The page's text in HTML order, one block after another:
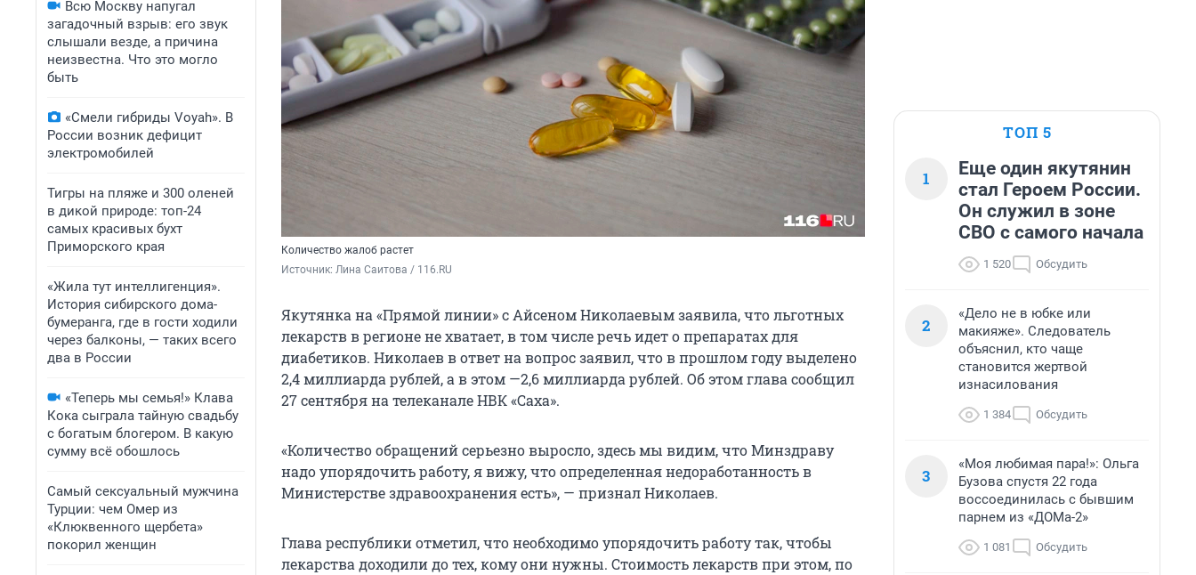
Всю Москву напугал
загадочный взрыв: его звук
слышали везде, а причина
неизвестна. Что это могло
быть
«Смели гибриды Voyah». В
России возник дефицит
электромобилей
Тигры на пляже и 300 оленей
в дикой природе: топ-24
самых красивых бухт
Приморского края
«Жила тут интеллигенция».
История сибирского дома-
бумеранга, где в гости ходили
через балконы, — таких всего
два в России
«Теперь мы семья!» Клава
Кока сыграла тайную свадьбу
с богатым блогером. В какую
сумму всё обошлось
Самый сексуальный мужчина
Турции: чем Омер из
«Клюквенного щербета»
покорил женщин
Количество жалоб растет
Источник: Лина Саитова / 116.RU
Якутянка на «Прямой линии» с Айсеном Николаевым заявила, что льготных
лекарств в регионе не хватает, в том числе речь идет о препаратах для
диабетиков. Николаев в ответ на вопрос заявил, что в прошлом году выделено
2,4 миллиарда рублей, а в этом —2,6 миллиарда рублей. Об этом глава сообщил
27 сентября на телеканале НВК «Саха».
«Количество обращений серьезно выросло, здесь мы видим, что Минздраву
надо упорядочить работу, я вижу, что определенная недоработанность в
Министерстве здравоохранения есть», — признал Николаев.
Глава республики отметил, что необходимо упорядочить работу так, чтобы
лекарства доходили до тех, кому они нужны. Стоимость лекарств при этом, по
ТОП 5
1
Еще один якутянин
стал Героем России.
Он служил в зоне
СВО с самого начала
1 520 Обсудить
2
«Дело не в юбке или
макияже». Следователь
объяснил, кто чаще
становится жертвой
изнасилования
1 384 Обсудить
3
«Моя любимая пара!»: Ольга
Бузова спустя 22 года
воссоединилась с бывшим
парнем из «ДОМа-2»
1 081 Обсудить